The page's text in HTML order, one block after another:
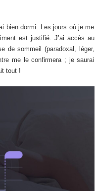
bien dormi. Les jours où je me
est justifié. J’ai accès au
de sommeil (paradoxal, léger,
me le confirmera ; je saurai
tout !